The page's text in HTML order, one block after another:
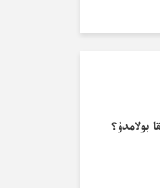
بولامدۇ؟